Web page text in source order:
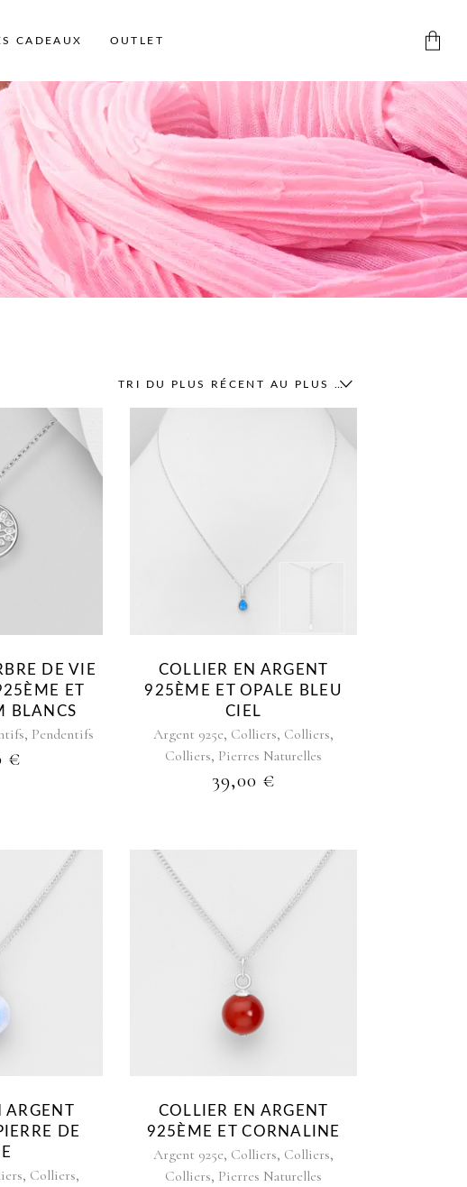
CADEAUX OUTLET
Aucun produit dans le panier
TRI DU PLUS RÉCENT AU PLUS ANCIEN
DE VIE
ET
BLANCS
, Pendentifs
€
COLLIER EN ARGENT
925ÈME ET OPALE BLEU
CIEL
Argent 925e, Colliers, Colliers,
Colliers, Pierres Naturelles
39,00 €
ARGENT
DE
, Colliers,
COLLIER EN ARGENT
925ÈME ET CORNALINE
Argent 925e, Colliers, Colliers,
Colliers, Pierres Naturelles